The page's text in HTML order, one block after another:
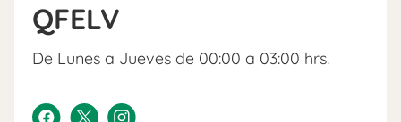
QFELV
De Lunes a Jueves de 00:00 a 03:00 hrs.